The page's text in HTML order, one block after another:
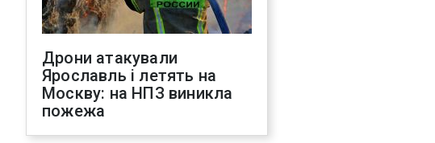
Дрони атакували
Ярославль і летять на
Москву: на НПЗ виникла
пожежа